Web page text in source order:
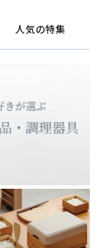
人気の特集